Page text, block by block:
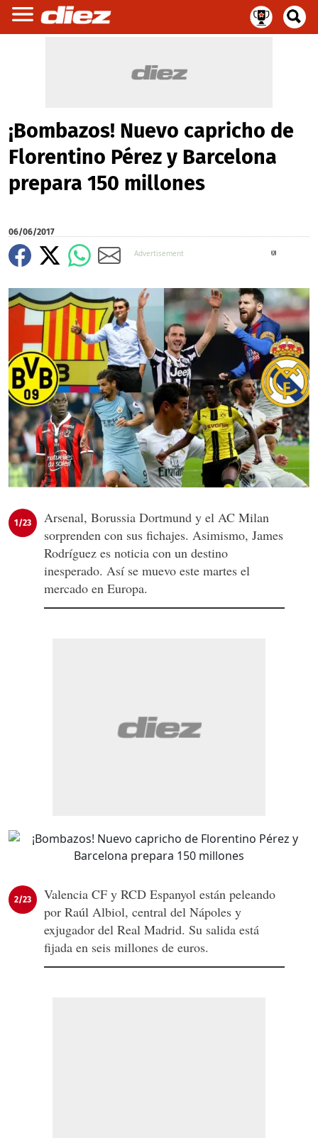
¡Bombazos! Nuevo capricho de
Florentino Pérez y Barcelona
prepara 150 millones
06/06/2017
1/23
Arsenal, Borussia Dortmund y el AC Milan
sorprenden con sus fichajes. Asimismo, James
Rodríguez es noticia con un destino
inesperado. Así se muevo este martes el
mercado en Europa.
2/23
Valencia CF y RCD Espanyol están peleando
por Raúl Albiol, central del Nápoles y
exjugador del Real Madrid. Su salida está
fijada en seis millones de euros.
X